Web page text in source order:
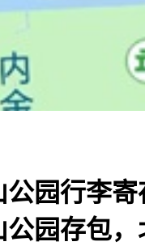
公园行李寄
公园存包